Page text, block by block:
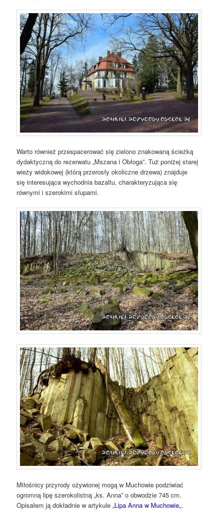
Warto również przespacerować się zielono znakowaną ścieżką
dydaktyczną do rezerwatu „Mszana i Obłoga”. Tuż poniżej starej
wieży widokowej (którą przerosły okoliczne drzewa) znajduje
się interesująca wychodnia bazaltu, charakteryzująca się
równymi i szerokimi słupami.
Miłośnicy przyrody ożywionej mogą w Muchowie podziwiać
ogromną lipę szerokolistną „ks. Anna” o obwodzie 745 cm.
Opisałem ją dokładnie w artykule „Lipa Anna w Muchowie„.